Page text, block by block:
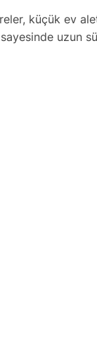
küçük ev
uzun